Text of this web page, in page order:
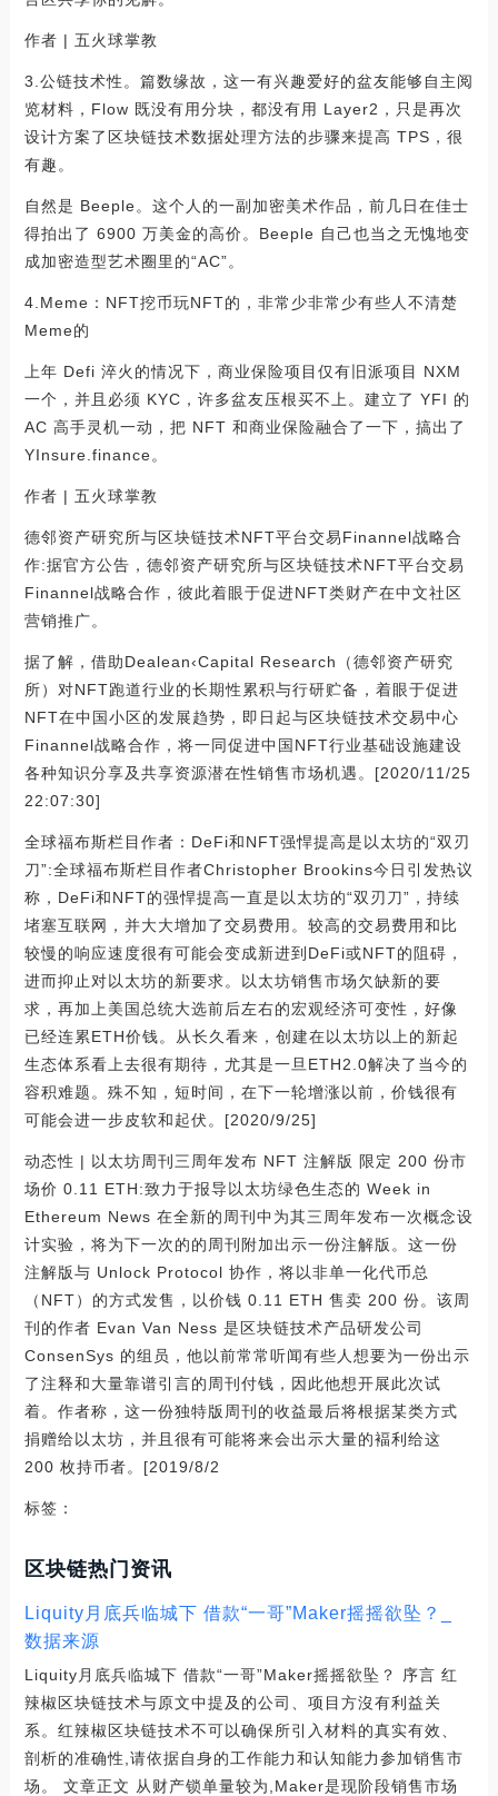
作者 | 五火球掌教
3.公链技术性。篇数缘故，这一有兴趣爱好的盆友能够自主阅
览材料，Flow 既没有用分块，都没有用 Layer2，只是再次
设计方案了区块链技术数据处理方法的步骤来提高 TPS，很
有趣。
自然是 Beeple。这个人的一副加密美术作品，前几日在佳士
得拍出了 6900 万美金的高价。Beeple 自己也当之无愧地变
成加密造型艺术圈里的“AC”。
4.Meme：NFT挖币玩NFT的，非常少非常少有些人不清楚
Meme的
上年 Defi 淬火的情况下，商业保险项目仅有旧派项目 NXM
一个，并且必须 KYC，许多盆友压根买不上。建立了 YFI 的
AC 高手灵机一动，把 NFT 和商业保险融合了一下，搞出了
YInsure.finance。
作者 | 五火球掌教
德邻资产研究所与区块链技术NFT平台交易Finannel战略合
作:据官方公告，德邻资产研究所与区块链技术NFT平台交易
Finannel战略合作，彼此着眼于促进NFT类财产在中文社区
营销推广。
据了解，借助Dealean‹Capital Research（德邻资产研究
所）对NFT跑道行业的长期性累积与行研贮备，着眼于促进
NFT在中国小区的发展趋势，即日起与区块链技术交易中心
Finannel战略合作，将一同促进中国NFT行业基础设施建设
各种知识分享及共享资源潜在性销售市场机遇。[2020/11/25
22:07:30]
全球福布斯栏目作者：DeFi和NFT强悍提高是以太坊的“双刃
刀”:全球福布斯栏目作者Christopher Brookins今日引发热议
称，DeFi和NFT的强悍提高一直是以太坊的“双刃刀”，持续
堵塞互联网，并大大增加了交易费用。较高的交易费用和比
较慢的响应速度很有可能会变成新进到DeFi或NFT的阻碍，
进而抑止对以太坊的新要求。以太坊销售市场欠缺新的要
求，再加上美国总统大选前后左右的宏观经济可变性，好像
已经连累ETH价钱。从长久看来，创建在以太坊以上的新起
生态体系看上去很有期待，尤其是一旦ETH2.0解决了当今的
容积难题。殊不知，短时间，在下一轮增涨以前，价钱很有
可能会进一步皮软和起伏。[2020/9/25]
动态性 | 以太坊周刊三周年发布 NFT 注解版 限定 200 份市
场价 0.11 ETH:致力于报导以太坊绿色生态的 Week in
Ethereum News 在全新的周刊中为其三周年发布一次概念设
计实验，将为下一次的的周刊附加出示一份注解版。这一份
注解版与 Unlock Protocol 协作，将以非单一化代币总
（NFT）的方式发售，以价钱 0.11 ETH 售卖 200 份。该周
刊的作者 Evan Van Ness 是区块链技术产品研发公司
ConsenSys 的组员，他以前常常听闻有些人想要为一份出示
了注释和大量靠谱引言的周刊付钱，因此他想开展此次试
着。作者称，这一份独特版周刊的收益最后将根据某类方式
捐赠给以太坊，并且很有可能将来会出示大量的褔利给这
200 枚持币者。[2019/8/2
标签：
区块链热门资讯
Liquity月底兵临城下 借款“一哥”Maker摇摇欲坠？_
数据来源
Liquity月底兵临城下 借款“一哥”Maker摇摇欲坠？ 序言 红
辣椒区块链技术与原文中提及的公司、项目方沒有利益关
系。红辣椒区块链技术不可以确保所引入材料的真实有效、
剖析的准确性,请依据自身的工作能力和认知能力参加销售市
场。 文章正文 从财产锁单量较为,Maker是现阶段销售市场